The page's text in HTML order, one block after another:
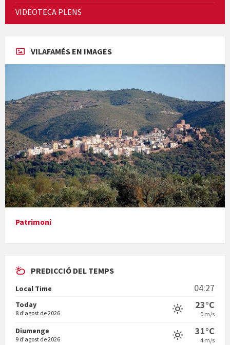
Cicle de Cine i Dones rurals
Concerts al Museu
Presentació del llibre &quot;La mare&quot;, d'Emma Zafon
En Bum
VIDEOTECA PLENS
VILAFAMÉS EN IMAGES
Patrimoni
PREDICCIÓ DEL TEMPS
Local Time 04:27
Today
8 d'agost de 2026
23°C
0 m/s
Diumenge
9 d'agost de 2026
31°C
4 m/s